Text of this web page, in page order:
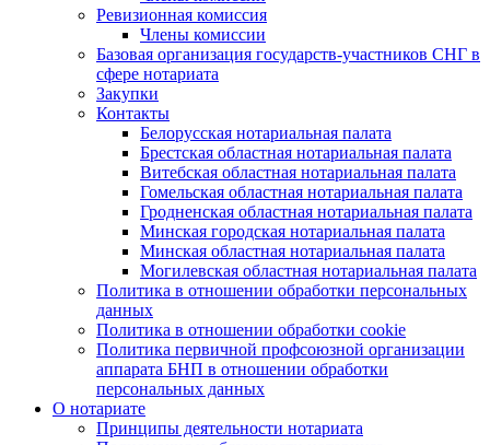
Ревизионная комиссия
Члены комиссии
Базовая организация государств-участников СНГ в
сфере нотариата
Закупки
Контакты
Белорусская нотариальная палата
Брестская областная нотариальная палата
Витебская областная нотариальная палата
Гомельская областная нотариальная палата
Гродненская областная нотариальная палата
Минская городская нотариальная палата
Минская областная нотариальная палата
Могилевская областная нотариальная палата
Политика в отношении обработки персональных
данных
Политика в отношении обработки cookie
Политика первичной профсоюзной организации
аппарата БНП в отношении обработки
персональных данных
О нотариате
Принципы деятельности нотариата